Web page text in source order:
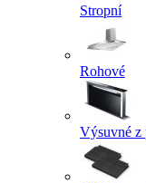
Stropní
Rohové
Výsuvné z